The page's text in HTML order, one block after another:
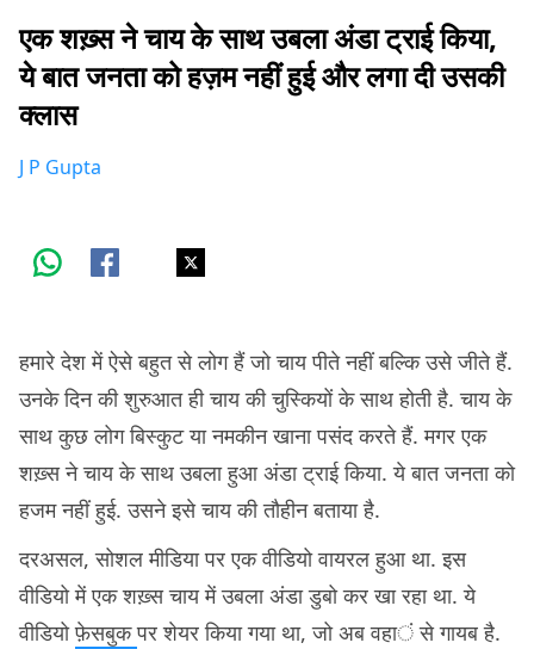
एक शख़्स ने चाय के साथ उबला अंडा ट्राई किया,
ये बात जनता को हज़म नहीं हुई और लगा दी उसकी
क्लास
J P Gupta
हमारे देश में ऐसे बहुत से लोग हैं जो चाय पीते नहीं बल्कि उसे जीते हैं.
उनके दिन की शुरुआत ही चाय की चुस्कियों के साथ होती है. चाय के
साथ कुछ लोग बिस्कुट या नमकीन खाना पसंद करते हैं. मगर एक
शख़्स ने चाय के साथ उबला हुआ अंडा ट्राई किया. ये बात जनता को
हजम नहीं हुई. उसने इसे चाय की तौहीन बताया है.
दरअसल, सोशल मीडिया पर एक वीडियो वायरल हुआ था. इस
वीडियो में एक शख़्स चाय में उबला अंडा डुबो कर खा रहा था. ये
वीडियोफ़ेसबुकपर शेयर किया गया था, जो अब वहां से गायब है.